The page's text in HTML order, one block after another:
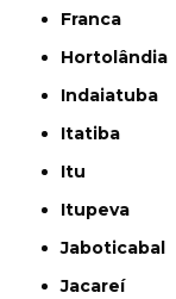
Franca
Hortolândia
Indaiatuba
Itatiba
Itu
Itupeva
Jaboticabal
Jacareí